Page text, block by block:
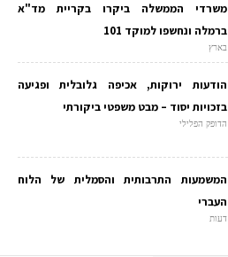
משרדי הממשלה ביקרו בקריית מד"א
ברמלה ונחשפו למוקד 101
בארץ
הודעות ירוקות, אכיפה גלובלית ופגיעה
בזכויות יסוד – מבט משפטי ביקורתי
הדופק הפלילי
המשמעות התרבותית והסמלית של הלוח
העברי
דעות